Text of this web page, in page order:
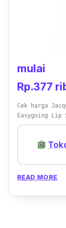
mulai
Rp.377
Cek harga
Easygoing
READ MORE